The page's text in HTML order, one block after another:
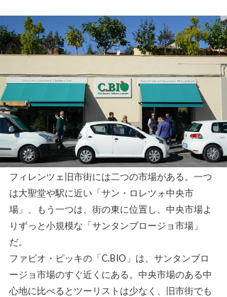
フィレンツェ旧市街には二つの市場がある。一つ
は大聖堂や駅に近い「サン・ロレツォ中央市
場」、もう一つは、街の東に位置し、中央市場よ
りずっと小規模な「サンタンブロージョ市場」
だ。
ファビオ・ピッキの「C.BIO」は、サンタンブロ
ージョ市場のすぐ近くにある。中央市場のある中
心地に比べるとツーリストは少なく、旧市街でも